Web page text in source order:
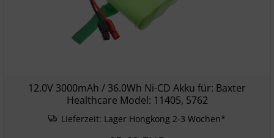
12.0V 3000mAh / 36.0Wh Ni-CD Akku für: Baxter
Healthcare Model: 11405, 5762
Lieferzeit: Lager Hongkong 2-3 Wochen*